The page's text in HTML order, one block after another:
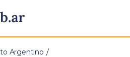
Argentino